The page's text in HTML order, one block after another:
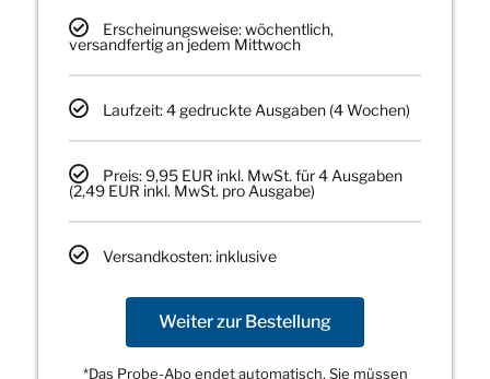
Erscheinungsweise: wöchentlich,
versandfertig an jedem Mittwoch
Laufzeit: 4 gedruckte Ausgaben (4 Wochen)
Preis: 9,95 EUR inkl. MwSt. für 4 Ausgaben
(2,49 EUR inkl. MwSt. pro Ausgabe)
Versandkosten: inklusive
Weiter zur Bestellung
*Das Probe-Abo endet automatisch, Sie müssen